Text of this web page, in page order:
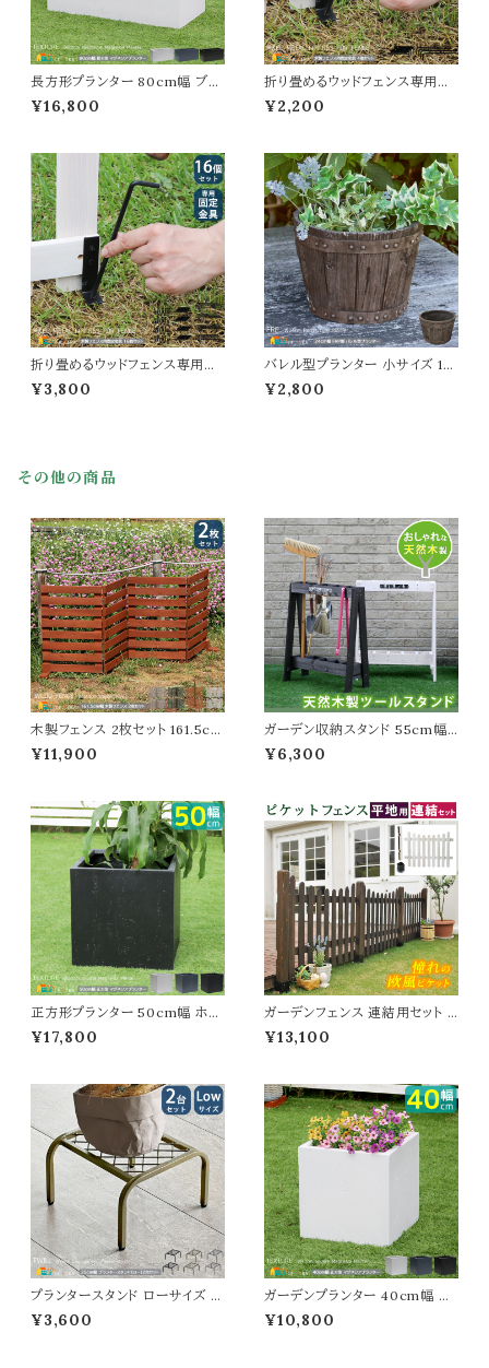
長方形プランター 80cm幅 ブラ
ック ホワイト グレー 黒 白 灰色
植木鉢 鉢植え ガーデンプランタ
ダン スタイリッシュ コンクリート
風 石調 長方形 プランター ベラ
ンダ バルコニー 玄関 庭 ガーデ
ニング 水抜き穴付き
¥16,800
折り畳めるウッドフェンス専用固
定金具 4個セット 専用固定金具
ウッドフェンス用金具 ペグ フェン
ゃれ スチール製 L字金具幅2c
m 奥行3cm 高さ8cm 木製フェ
ンス固定金具 折り畳みフェンス
用固定金具 ガーデニング
¥2,200
折り畳めるウッドフェンス専用固
定金具 16個セット 専用固定金
具 ウッドフェンス用金具 ペグ フ
製フェンス固定金具 折り畳みフ
¥3,800
バレル型プランター 小サイズ 1個
単品 直径24cmタイプ ダークブ
ラウン FRP製プランター 幅24c
¥2,800
その他の商品
木製フェンス 2枚セット 161.5cm
幅 ボーダーフェンス ライトブラウ
ン ホワイト ダークグリーン グレー
cm 高さ61cm おすすめ おしゃ
れ 北欧 モダン 天然木 庭のフェ
ンス 境界線 玄関 庭園 花壇 庭
ガーデニング
¥11,900
ガーデン収納スタンド 55cm幅
ツールスタンド ダークブラウン ホ
ワイト 茶色 白 ホウキ立て 幅55
ーデン収納 掃除収納 ブラシ収
納 掃除道具 木製収納 木製スタ
ンド スリム コンパクト ベランダ
バルコニー 春 夏 秋 冬
¥6,300
正方形プランター 50cm幅 ホワ
イト グレー ブラック 白 黒 灰色
ガーデンプランター 正方形 四角
0cm 植木鉢 鉢植え 庭のプラン
ター ベランダ バルコニー 玄関
家庭菜園 園芸 観葉植物 野菜
果物 水抜き穴付き
¥17,800
ガーデンフェンス 連結用セット U
型フェンス1枚 平地用金具1個 連
結用 120cm幅 ダークブラウン
ガーデニング 花壇 境界線 目隠
し 春 夏 秋 冬 U形フェンス ピケ
ットフェンス 春 夏 秋 冬 連結セ
ット
¥13,100
プランタースタンド ローサイズ 2
5cm幅 同色2台セット ブラック
ゴールド グレー 幅25cm 奥行2
¥3,600
ガーデンプランター 40cm幅 正
方形 ブラック グレー ホワイト 黒
灰色 白 四角形 プランター コン
¥10,800